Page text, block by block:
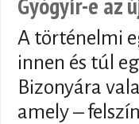
A történelmi
innen és túl
Bizonyára
amely –